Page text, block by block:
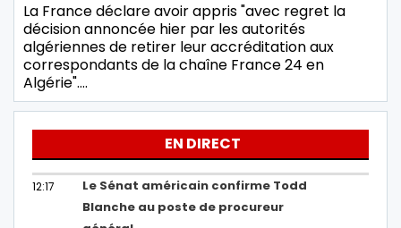
La France déclare avoir appris "avec regret la
décision annoncée hier par les autorités
algériennes de retirer leur accréditation aux
correspondants de la chaîne France 24 en
Algérie".…
EN DIRECT
12:17
Le Sénat américain confirme Todd
Blanche au poste de procureur